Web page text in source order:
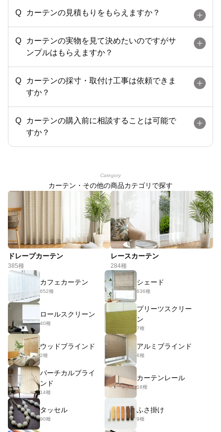
カーテンの見積もりをもらえますか？
カーテンの実物を見て決めたいのですがサ
ンプルはもらえますか？
カーテンの採寸・取付け工事は依頼できま
すか？
カーテンの購入前に相談することは可能で
すか？
Category
カーテン・その他の商品カテゴリで探す
ドレープカーテン
385種
レースカーテン
284種
カフェカーテン
652種
シェード
636種
ロールスクリーン
40種
プリーツスクリー
ン
7種
ウッドブラインド
2種
アルミブラインド
6種
バーチカルブライ
ンド
14種
カーテンレール
18種
タッセル
90種
ふさ掛け
9種